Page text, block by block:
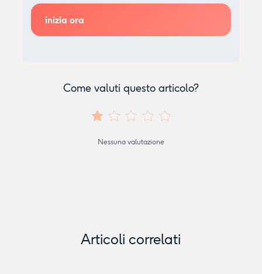
Come valuti questo articolo?
Nessuna valutazione
Articoli correlati